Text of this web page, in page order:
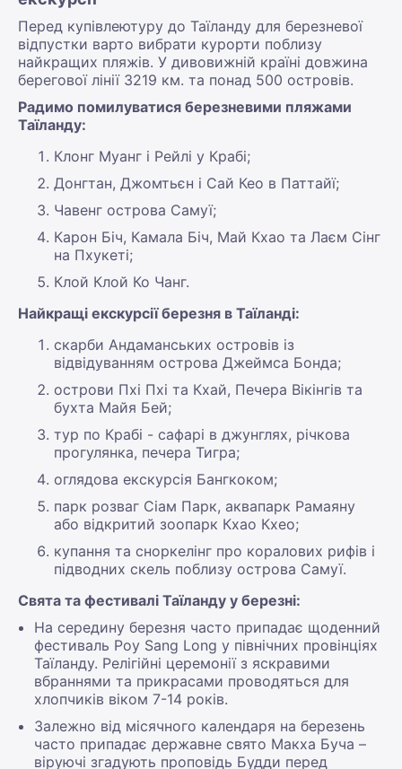
Перед купівлеютуру до Таїланду для березневої
відпустки варто вибрати курорти поблизу
найкращих пляжів. У дивовижній країні довжина
берегової лінії 3219 км. та понад 500 островів.
Радимо помилуватися березневими пляжами
Таїланду:
Клонг Муанг і Рейлі у Крабі;
Донгтан, Джомтьєн і Сай Кео в Паттайї;
Чавенг острова Самуї;
Карон Біч, Камала Біч, Май Кхао та Лаєм Сінг
на Пхукеті;
Клой Клой Ко Чанг.
Найкращі екскурсії березня в Таїланді:
скарби Андаманських островів із
відвідуванням острова Джеймса Бонда;
острови Пхі Пхі та Кхай, Печера Вікінгів та
бухта Майя Бей;
тур по Крабі - сафарі в джунглях, річкова
прогулянка, печера Тигра;
оглядова екскурсія Бангкоком;
парк розваг Сіам Парк, аквапарк Рамаяну
або відкритий зоопарк Кхао Кхео;
купання та сноркелінг про коралових рифів і
підводних скель поблизу острова Самуї.
Свята та фестивалі Таїланду у березні:
На середину березня часто припадає щоденний
фестиваль Poy Sang Long у північних провінціях
Таїланду. Релігійні церемонії з яскравими
вбраннями та прикрасами проводяться для
хлопчиків віком 7-14 років.
Залежно від місячного календаря на березень
часто припадає державне свято Макха Буча –
віруючі згадують проповідь Будди перед